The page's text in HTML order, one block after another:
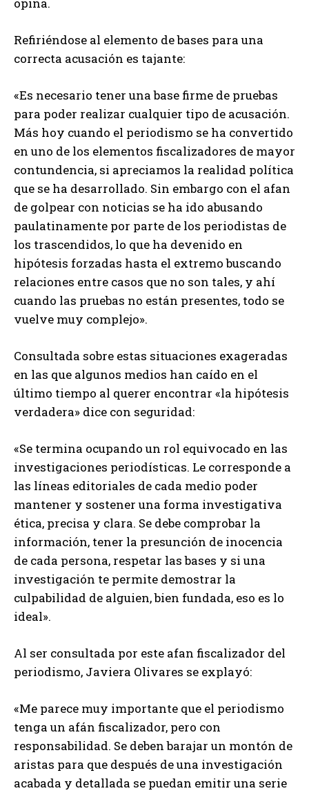
opina.
Refiriéndose al elemento de bases para una
correcta acusación es tajante:
«Es necesario tener una base firme de pruebas
para poder realizar cualquier tipo de acusación.
Más hoy cuando el periodismo se ha convertido
en uno de los elementos fiscalizadores de mayor
contundencia, si apreciamos la realidad política
que se ha desarrollado. Sin embargo con el afan
de golpear con noticias se ha ido abusando
paulatinamente por parte de los periodistas de
los trascendidos, lo que ha devenido en
hipótesis forzadas hasta el extremo buscando
relaciones entre casos que no son tales, y ahí
cuando las pruebas no están presentes, todo se
vuelve muy complejo».
Consultada sobre estas situaciones exageradas
en las que algunos medios han caído en el
último tiempo al querer encontrar «la hipótesis
verdadera» dice con seguridad:
«Se termina ocupando un rol equivocado en las
investigaciones periodísticas. Le corresponde a
las líneas editoriales de cada medio poder
mantener y sostener una forma investigativa
ética, precisa y clara. Se debe comprobar la
información, tener la presunción de inocencia
de cada persona, respetar las bases y si una
investigación te permite demostrar la
culpabilidad de alguien, bien fundada, eso es lo
ideal».
Al ser consultada por este afan fiscalizador del
periodismo, Javiera Olivares se explayó:
«Me parece muy importante que el periodismo
tenga un afán fiscalizador, pero con
responsabilidad. Se deben barajar un montón de
aristas para que después de una investigación
acabada y detallada se puedan emitir una serie